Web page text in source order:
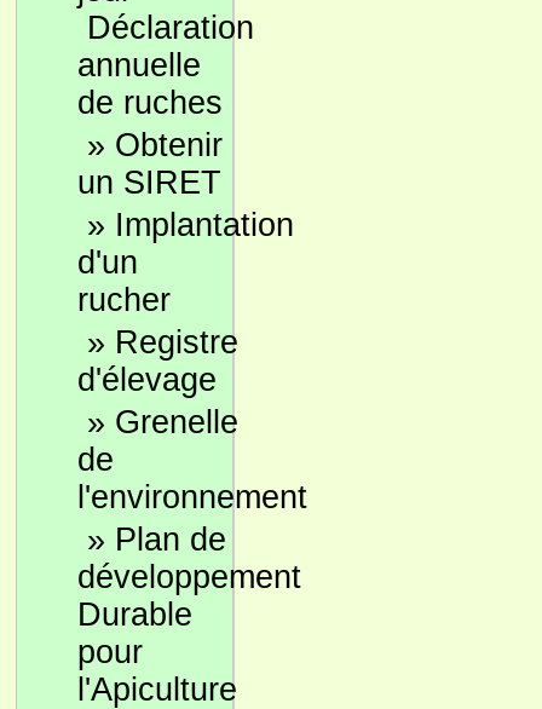
Déclaration
annuelle
de ruches
» Obtenir
un SIRET
» Implantation
d'un
rucher
» Registre
d'élevage
» Grenelle
de
l'environnement
» Plan de
développement
Durable
pour
l'Apiculture